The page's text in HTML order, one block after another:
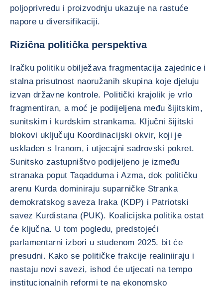
poljoprivredu i proizvodnju ukazuje na rastuće
napore u diversifikaciji.
Rizična politička perspektiva
Iračku politiku obilježava fragmentacija zajednice i
stalna prisutnost naoružanih skupina koje djeluju
izvan državne kontrole. Politički krajolik je vrlo
fragmentiran, a moć je podijeljena među šijitskim,
sunitskim i kurdskim strankama. Ključni šijitski
blokovi uključuju Koordinacijski okvir, koji je
usklađen s Iranom, i utjecajni sadrovski pokret.
Sunitsko zastupništvo podijeljeno je između
stranaka poput Taqadduma i Azma, dok političku
arenu Kurda dominiraju suparničke Stranka
demokratskog saveza Iraka (KDP) i Patriotski
savez Kurdistana (PUK). Koalicijska politika ostat
će ključna. U tom pogledu, predstojeći
parlamentarni izbori u studenom 2025. bit će
presudni. Kako se političke frakcije realiniiraju i
nastaju novi savezi, ishod će utjecati na tempo
institucionalnih reformi te na ekonomsko